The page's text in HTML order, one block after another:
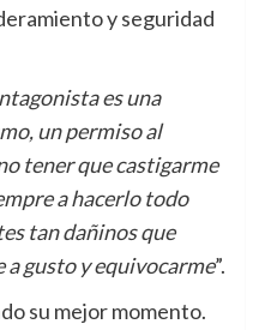
y seguridad
es una
un permiso al
tener que castigarme
a hacerlo todo
tan dañinos que
gusto y equivocarme”.
su mejor momento.